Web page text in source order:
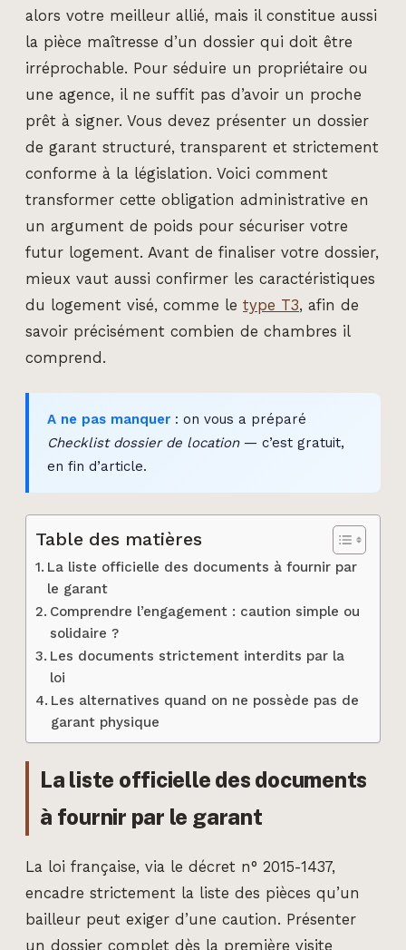
alors votre meilleur allié, mais il constitue aussi
la pièce maîtresse d’un dossier qui doit être
irréprochable. Pour séduire un propriétaire ou
une agence, il ne suffit pas d’avoir un proche
prêt à signer. Vous devez présenter un dossier
de garant structuré, transparent et strictement
conforme à la législation. Voici comment
transformer cette obligation administrative en
un argument de poids pour sécuriser votre
futur logement. Avant de finaliser votre dossier,
mieux vaut aussi confirmer les caractéristiques
du logement visé, comme le type T3, afin de
savoir précisément combien de chambres il
comprend.
A ne pas manquer : on vous a préparé
Checklist dossier de location— c’est gratuit,
en fin d’article.
Table des matières
La liste officielle des documents à fournir par
le garant
Comprendre l’engagement : caution simple ou
solidaire ?
Les documents strictement interdits par la
loi
Les alternatives quand on ne possède pas de
garant physique
La liste officielle des documents
à fournir par le garant
La loi française, via le décret n° 2015-1437,
encadre strictement la liste des pièces qu’un
bailleur peut exiger d’une caution. Présenter
un dossier complet dès la première visite